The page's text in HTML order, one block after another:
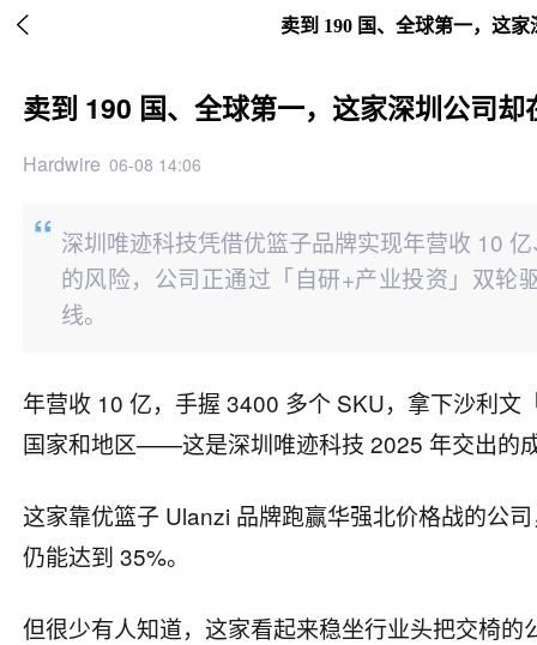
 卖到 190 国、全球第一，这
卖到 190 国、全球第一，这家深圳公司
Hardwire 06-08 14:06
深圳唯迹科技凭借优篮子品牌实现年营收 10
的风险，公司正通过「自研+产业投资」双轮
线。
年营收 10 亿，手握 3400 多个 SKU，拿下沙利
国家和地区——这是深圳唯迹科技 2025 年交出的
这家靠优篮子 Ulanzi 品牌跑赢华强北价格战的公
仍能达到 35%。
但很少有人知道，这家看起来稳坐行业头把交椅